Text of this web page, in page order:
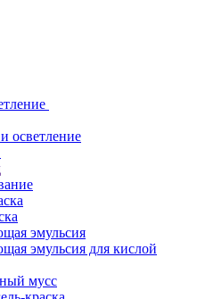
осветление
эмульсия
эмульсия для кислой
мусс